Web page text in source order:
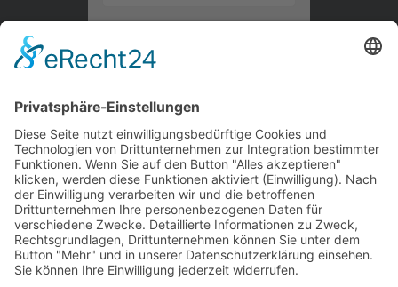
Kontaktieren Sie uns
WalBee
Bizzmade GmbH
Gießereistraße 29
83022 Rosenheim
Tel.:+49 8031 282 09 50